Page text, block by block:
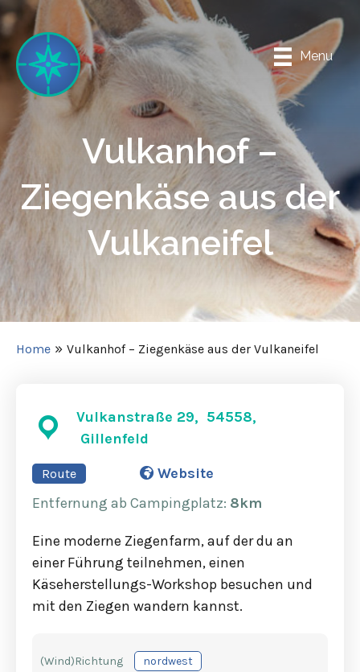
Springe
zum
Inhalt
Menu
Vulkanhof –
Ziegenkäse aus der
Vulkaneifel
Home » Vulkanhof – Ziegenkäse aus der Vulkaneifel
Vulkanstraße 29, 54558,
Gillenfeld
Route
Website
Entfernung ab Campingplatz: 8km
Eine moderne Ziegenfarm, auf der du an
einer Führung teilnehmen, einen
Käseherstellungs-Workshop besuchen und
mit den Ziegen wandern kannst.
(Wind)Richtung nordwest